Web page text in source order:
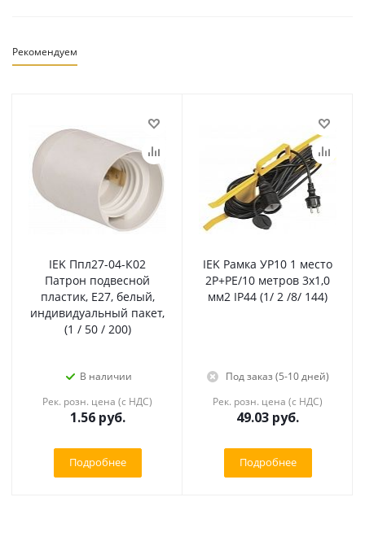
Рекомендуем
IEK Ппл27-04-К02
Патрон подвесной
пластик, E27, белый,
индивидуальный пакет,
(1 / 50 / 200)
В наличии
Рек. розн. цена (с НДС)
1.56руб.
Подробнее
IEK Рамка УР10 1 место
2Р+PE/10 метров 3х1,0
мм2 IP44 (1/ 2 /8/ 144)
Под заказ (5-10 дней)
Рек. розн. цена (с НДС)
49.03 руб.
Подробнее